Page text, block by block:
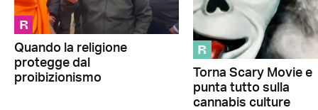
R
Quando la religione
protegge dal
proibizionismo
R
Torna Scary Movie e
punta tutto sulla
cannabis culture